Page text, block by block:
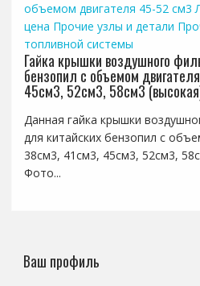
объемом двигателя 45-52 см3
цена Прочие узлы и детали
топливной системы
Гайка крышки воздушного
бензопил с объемом
45см3, 52см3, 58см3
Данная гайка крышки
для китайских бензопил с
38см3, 41см3, 45см3, 52см3,
Фото...
Ваш профиль